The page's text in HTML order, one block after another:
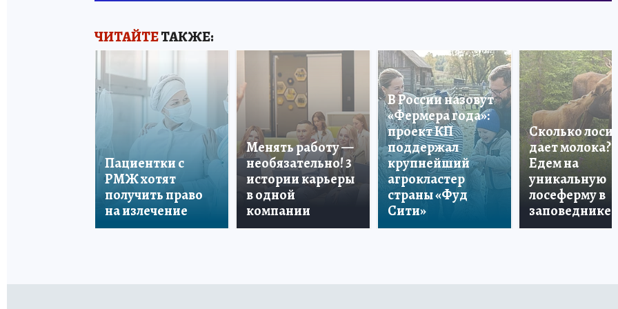
ЧИТАЙТЕТАКЖЕ:
Пациентки с
РМЖ хотят
получить право
на излечение
Менять работу —
необязательно! 3
истории карьеры
в одной
компании
В России назовут
«Фермера года»:
проект КП
поддержал
крупнейший
агрокластер
страны «Фуд
Сити»
Сколько лосиха
дает молока?
Едем на
уникальную
лосеферму в
заповеднике!